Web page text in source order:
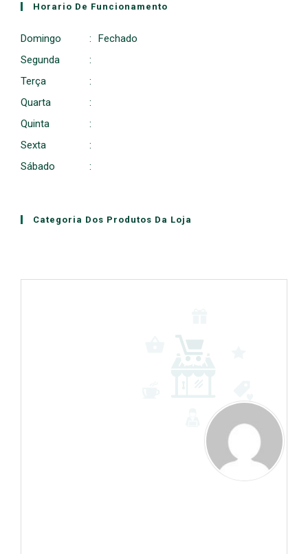
Horario De Funcionamento
Domingo :
Fechado
Segunda
:
Terça
:
Quarta
:
Quinta
:
Sexta
:
Sábado
:
Categoria Dos Produtos Da Loja